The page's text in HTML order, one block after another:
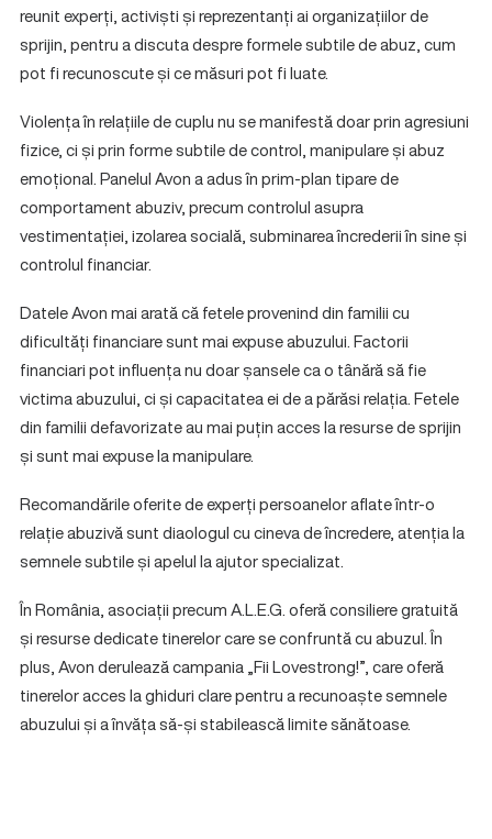
reunit experți, activiști și reprezentanți ai organizațiilor de
sprijin, pentru a discuta despre formele subtile de abuz, cum
pot fi recunoscute și ce măsuri pot fi luate.
Violența în relațiile de cuplu nu se manifestă doar prin agresiuni
fizice, ci și prin forme subtile de control, manipulare și abuz
emoțional. Panelul Avon a adus în prim-plan tipare de
comportament abuziv, precum controlul asupra
vestimentației, izolarea socială, subminarea încrederii în sine și
controlul financiar.
Datele Avon mai arată că fetele provenind din familii cu
dificultăți financiare sunt mai expuse abuzului. Factorii
financiari pot influența nu doar șansele ca o tânără să fie
victima abuzului, ci și capacitatea ei de a părăsi relația. Fetele
din familii defavorizate au mai puțin acces la resurse de sprijin
și sunt mai expuse la manipulare.
Recomandările oferite de experți persoanelor aflate într-o
relație abuzivă sunt diaologul cu cineva de încredere, atenția la
semnele subtile și apelul la ajutor specializat.
În România, asociații precum A.L.E.G. oferă consiliere gratuită
și resurse dedicate tinerelor care se confruntă cu abuzul. În
plus, Avon derulează campania „Fii Lovestrong!”, care oferă
tinerelor acces la ghiduri clare pentru a recunoaște semnele
abuzului și a învăța să-și stabilească limite sănătoase.